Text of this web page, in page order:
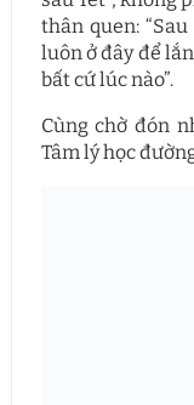
thân quen:
luôn ở đây để
bất cứ lúc nào”.
Cùng chờ đón
Tâm lý học